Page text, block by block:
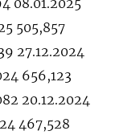
08.01.2025
505,857
27.12.2024
656,123
20.12.2024
467,528